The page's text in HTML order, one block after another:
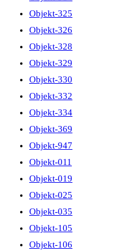
Objekt-325
Objekt-326
Objekt-328
Objekt-329
Objekt-330
Objekt-332
Objekt-334
Objekt-369
Objekt-947
Objekt-011
Objekt-019
Objekt-025
Objekt-035
Objekt-105
Objekt-106